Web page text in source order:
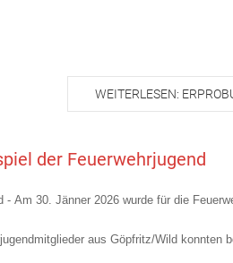
WEITERLESEN:
der Feuerwehrjugend
- Am 30. Jänner 2026 wurde für die
aus Göpfritz/Wild konnten